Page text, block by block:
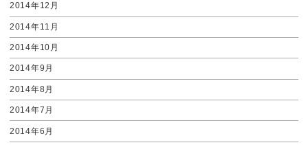
2014年12月
2014年11月
2014年10月
2014年9月
2014年8月
2014年7月
2014年6月